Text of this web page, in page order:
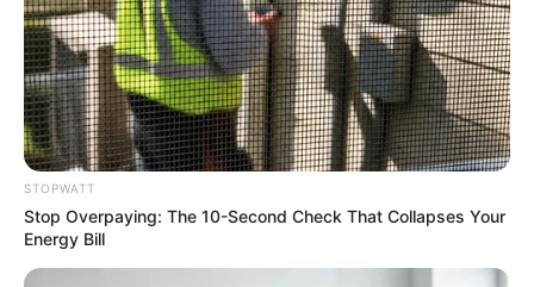
ROOM30
STOPWATT
Stop Overpaying: The 10-Second Check That Collapses Your
Energy Bill